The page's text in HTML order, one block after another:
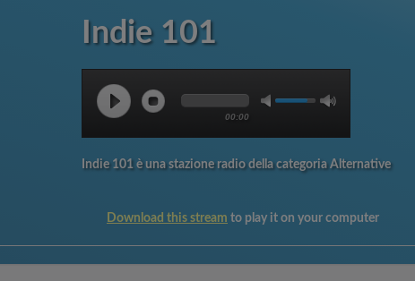
Indie 101
00:00
Indie 101 è una stazione radio della categoria Alternative
Download this stream to play it on your computer